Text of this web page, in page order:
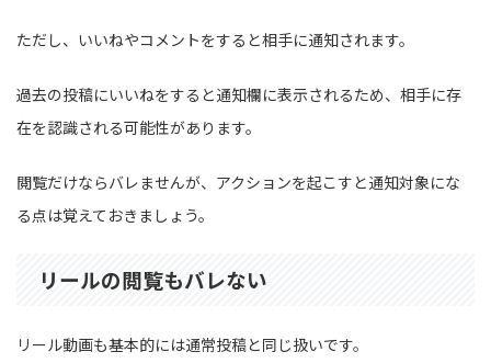
ただし、いいねやコメントをすると相手に通知されます。
過去の投稿にいいねをすると通知欄に表示されるため、相手に存
在を認識される可能性があります。
閲覧だけならバレませんが、アクションを起こすと通知対象にな
る点は覚えておきましょう。
リールの閲覧もバレない
リール動画も基本的には通常投稿と同じ扱いです。